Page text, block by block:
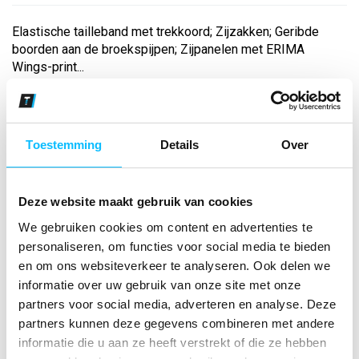
Toestemming Details Over
Deze website maakt gebruik van cookies
We gebruiken cookies om content en advertenties te
personaliseren, om functies voor social media te bieden
en om ons websiteverkeer te analyseren. Ook delen we
informatie over uw gebruik van onze site met onze
partners voor social media, adverteren en analyse. Deze
partners kunnen deze gegevens combineren met andere
informatie die u aan ze heeft verstrekt of die ze hebben
Elastische tailleband met trekkoord; Zijzakken; Geribde
boorden aan de broekspijpen; Zijpanelen met ERIMA
Wings-print...
Bekijk andere kleuren
new navy
Maat
Aantal
*Gratis verzending vanaf €150,- exclusief BTW
Kies kleur/maat